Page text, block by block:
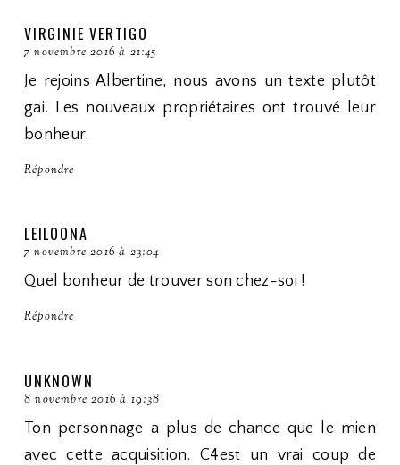
VIRGINIE VERTIGO
7 novembre 2016 à 21:45
Je rejoins Albertine, nous avons un texte plutôt
gai. Les nouveaux propriétaires ont trouvé leur
bonheur.
Répondre
LEILOONA
7 novembre 2016 à 23:04
Quel bonheur de trouver son chez-soi !
Répondre
UNKNOWN
8 novembre 2016 à 19:38
Ton personnage a plus de chance que le mien
avec cette acquisition. C4est un vrai coup de